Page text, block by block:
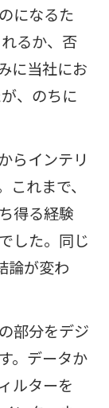
になるた
るか、否
に当社にお
、のちに
らインテリ
れまで、
得る経験
した。同じ
論が変わ
部分をデジ
。データか
ルターを